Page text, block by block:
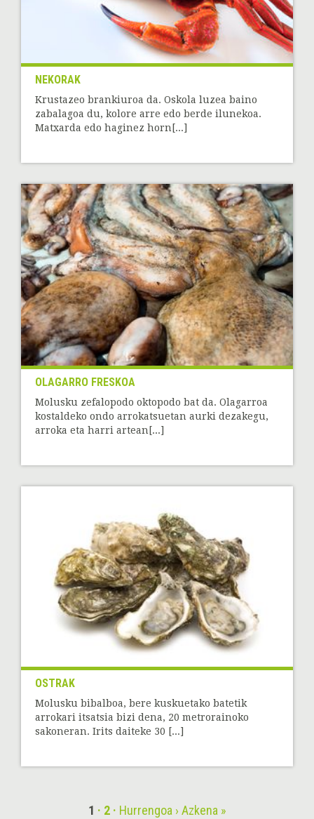
NEKORAK
Krustazeo brankiuroa da. Oskola luzea baino
zabalagoa du, kolore arre edo berde ilunekoa.
Matxarda edo haginez horn[...]
OLAGARRO FRESKOA
Molusku zefalopodo oktopodo bat da. Olagarroa
kostaldeko ondo arrokatsuetan aurki dezakegu,
arroka eta harri artean[...]
OSTRAK
Molusku bibalboa, bere kuskuetako batetik
arrokari itsatsia bizi dena, 20 metrorainoko
sakoneran. Irits daiteke 30 [...]
1 2 Hurrengoa › Azkena »